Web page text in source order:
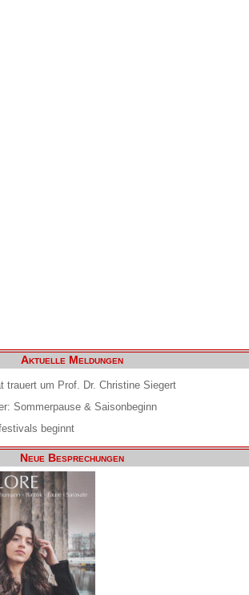
Aktuelle Meldungen
trauert um Prof. Dr. Christine Siegert
Sommerpause & Saisonbeginn
beginnt
Neue Besprechungen